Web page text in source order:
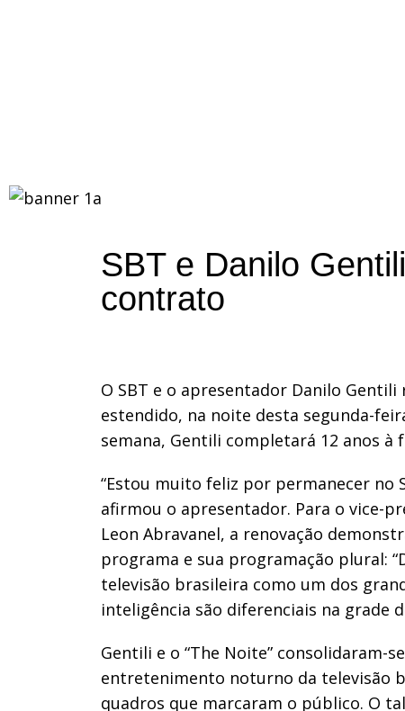
SBT e Danilo
contrato
O SBT e o apresentador Danilo
estendido, na noite desta segunda-
semana, Gentili completará 12 anos à
“Estou muito feliz por permanecer no
afirmou o apresentador. Para o vice-
Leon Abravanel, a renovação
programa e sua programação plural:
televisão brasileira como um dos
inteligência são diferenciais na grade
Gentili e o “The Noite” consolidaram-
entretenimento noturno da televisão
quadros que marcaram o público. O